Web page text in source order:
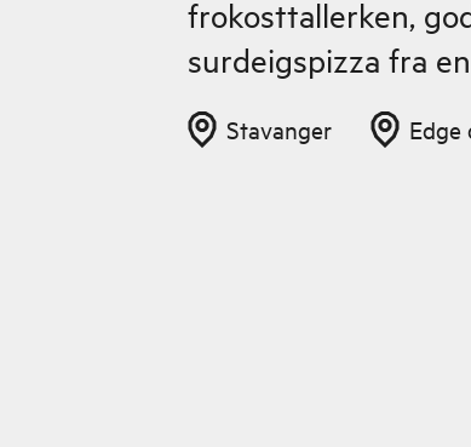
frokosttallerken,
surdeigspizza fra
Stavanger Edge